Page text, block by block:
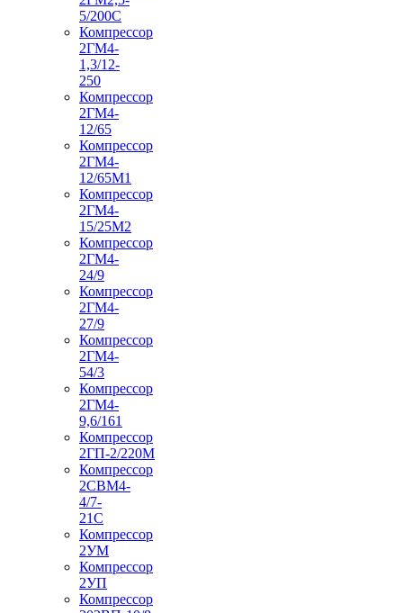
5/200С
Компрессор
2ГМ4-
1,3/12-
250
Компрессор
2ГМ4-
12/65
Компрессор
2ГМ4-
12/65М1
Компрессор
2ГМ4-
15/25М2
Компрессор
2ГМ4-
24/9
Компрессор
2ГМ4-
27/9
Компрессор
2ГМ4-
54/3
Компрессор
2ГМ4-
9,6/161
Компрессор
2ГП-2/220М
Компрессор
2СВМ4-
4/7-
21С
Компрессор
2УМ
Компрессор
2УП
Компрессор